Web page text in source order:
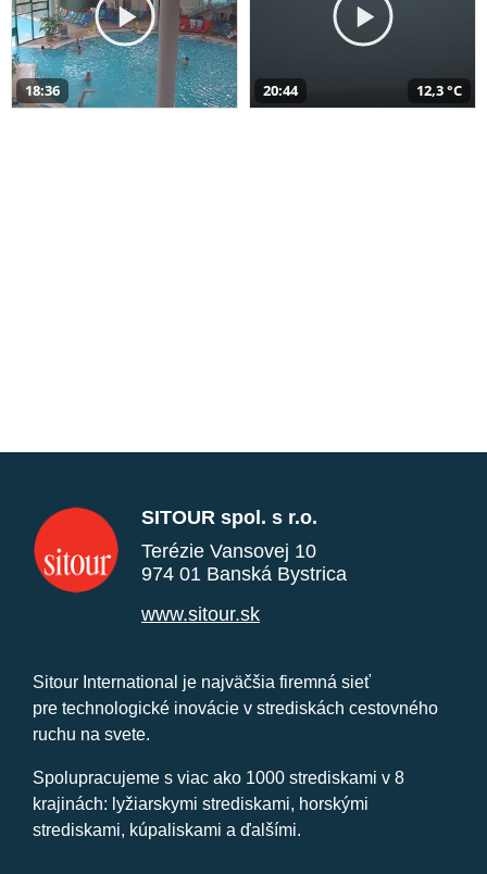
18:36 20:44 12,3 °C
SITOUR spol. s r.o.
Terézie Vansovej 10
974 01 Banská Bystrica
www.sitour.sk
Sitour International je najväčšia firemná sieť
pre technologické inovácie v strediskách cestovného
ruchu na svete.
Spolupracujeme s viac ako 1000 strediskami v 8
krajinách: lyžiarskymi strediskami, horskými
strediskami, kúpaliskami a ďalšími.